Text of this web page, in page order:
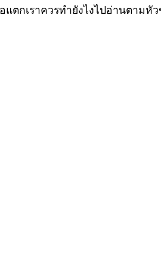
ตกเราควรทำยังไงไปอ่านตามหั